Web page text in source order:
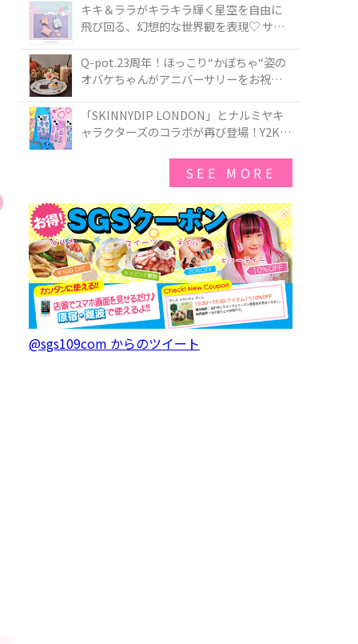
キキ＆ララがキラキラ輝く星空を自由に
飛び回る、幻想的な世界観を表現♡ サマ
50周年アニバーサリーイヤー』を記念し
たコレクションが登場
Q-pot.23周年！ほっこり“かぼちゃ“姿の
オバケちゃんがアニバーサリーをお祝い
ー」が新発売！Q-pot CAFE.では「かぼち
ゃのオバケーキプレート」も登場
「SKINNYDIP LONDON」とナルミヤキ
ャラクターズのコラボが再び登場！Y2Kム
SEE MORE
@sgs109com からのツイート